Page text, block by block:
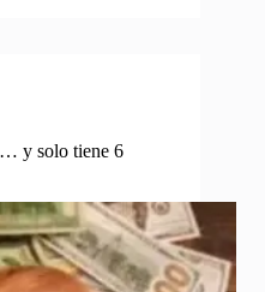
y solo tiene 6